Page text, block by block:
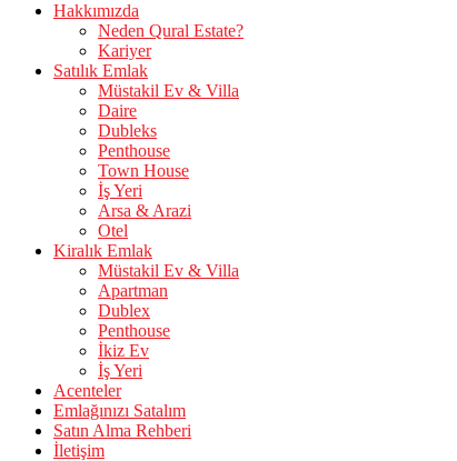
Hakkımızda
Neden Qural Estate?
Kariyer
Satılık Emlak
Müstakil Ev & Villa
Daire
Dubleks
Penthouse
Town House
İş Yeri
Arsa & Arazi
Otel
Kiralık Emlak
Müstakil Ev & Villa
Apartman
Dublex
Penthouse
İkiz Ev
İş Yeri
Acenteler
Emlağınızı Satalım
Satın Alma Rehberi
İletişim